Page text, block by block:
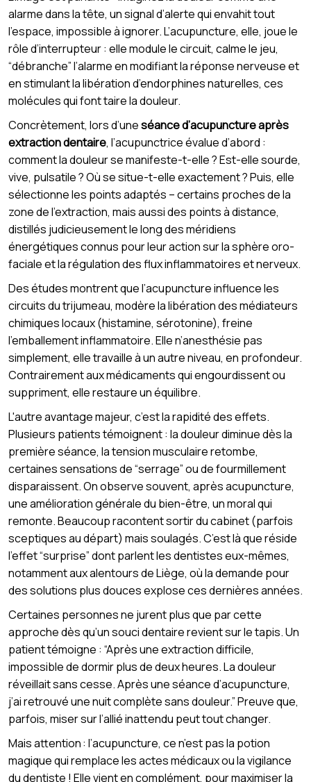
alarme dans la tête, un signal d’alerte qui envahit tout
l’espace, impossible à ignorer. L’acupuncture, elle, joue le
rôle d’interrupteur : elle module le circuit, calme le jeu,
“débranche” l’alarme en modifiant la réponse nerveuse et
en stimulant la libération d’endorphines naturelles, ces
molécules qui font taire la douleur.
Concrètement, lors d’uneséance d’acupuncture après
extraction dentaire, l’acupunctrice évalue d’abord :
comment la douleur se manifeste-t-elle ? Est-elle sourde,
vive, pulsatile ? Où se situe-t-elle exactement ? Puis, elle
sélectionne les points adaptés – certains proches de la
zone de l’extraction, mais aussi des points à distance,
distillés judicieusement le long des méridiens
énergétiques connus pour leur action sur la sphère oro-
faciale et la régulation des flux inflammatoires et nerveux.
Des études montrent que l’acupuncture influence les
circuits du trijumeau, modère la libération des médiateurs
chimiques locaux (histamine, sérotonine), freine
l’emballement inflammatoire. Elle n’anesthésie pas
simplement, elle travaille à un autre niveau, en profondeur.
Contrairement aux médicaments qui engourdissent ou
suppriment, elle restaure un équilibre.
L'autre avantage majeur, c’est la rapidité des effets.
Plusieurs patients témoignent : la douleur diminue dès la
première séance, la tension musculaire retombe,
certaines sensations de “serrage” ou de fourmillement
disparaissent. On observe souvent, après acupuncture,
une amélioration générale du bien-être, un moral qui
remonte. Beaucoup racontent sortir du cabinet (parfois
sceptiques au départ) mais soulagés. C’est là que réside
l’effet “surprise” dont parlent les dentistes eux-mêmes,
notamment aux alentours de Liège, où la demande pour
des solutions plus douces explose ces dernières années.
Certaines personnes ne jurent plus que par cette
approche dès qu’un souci dentaire revient sur le tapis. Un
patient témoigne : “Après une extraction difficile,
impossible de dormir plus de deux heures. La douleur
réveillait sans cesse. Après une séance d’acupuncture,
j’ai retrouvé une nuit complète sans douleur.” Preuve que,
parfois, miser sur l’allié inattendu peut tout changer.
Mais attention : l’acupuncture, ce n’est pas la potion
magique qui remplace les actes médicaux ou la vigilance
du dentiste ! Elle vient en complément, pour maximiser la